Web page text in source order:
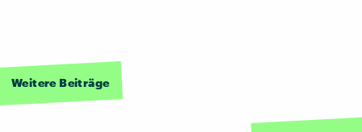
Weitere Beiträge